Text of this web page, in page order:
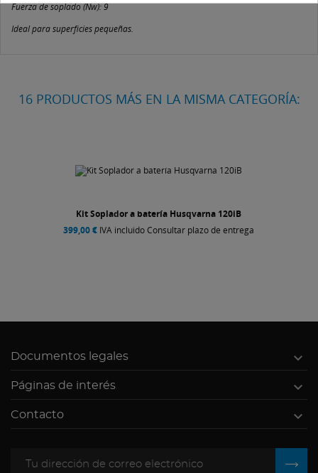
Fuerza de soplado (Nw): 9
Ideal para superficies pequeñas.
16 PRODUCTOS MÁS EN LA MISMA CATEGORÍA:
Kit Soplador a batería Husqvarna 120iB
399,00 € IVA incluido Consultar plazo de entrega
Documentos legales 
Páginas de interés 
Contacto 